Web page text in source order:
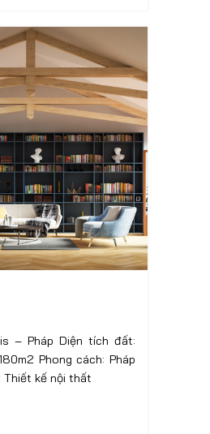
tích đất:
Thiết kế nội thất